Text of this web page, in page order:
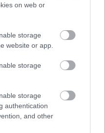
on web or
storage
website or app.
storage
storage
authentication
and other
zene és a nyár legjobb
(X)
strandröplabda-
#ubisoft redlynx
PC PlayStation 4